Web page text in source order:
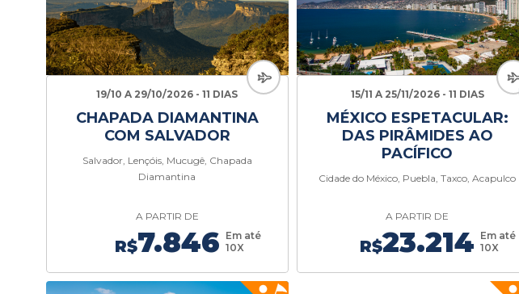
19/10 A 29/10/2026 - 11 DIAS
CHAPADA DIAMANTINA
COM SALVADOR
Salvador, Lençóis, Mucugê, Chapada
Diamantina
A PARTIR DE
R$7.846 Em até
10X
15/11 A 25/11/2026 - 11 DIAS
MÉXICO ESPETACULAR:
DAS PIRÂMIDES AO
PACÍFICO
Cidade do México, Puebla, Taxco, Acapulco
A PARTIR DE
R$23.214 Em até
10X